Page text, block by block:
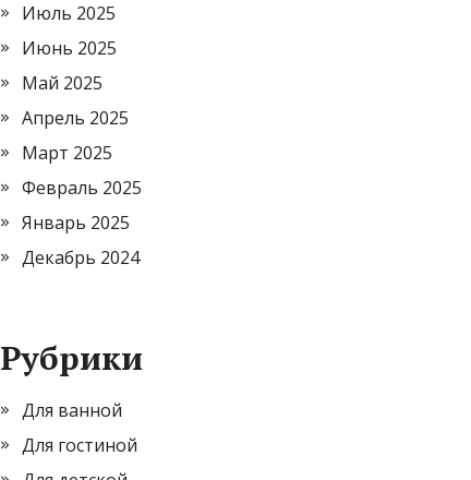
Июль 2025
Июнь 2025
Май 2025
Апрель 2025
Март 2025
Февраль 2025
Январь 2025
Декабрь 2024
Рубрики
Для ванной
Для гостиной